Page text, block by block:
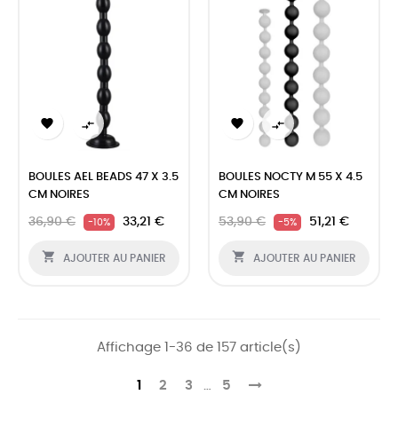
 
BOULES AEL BEADS 47 X 3.5
CM NOIRES
36,90 € -10% 33,21 €
 AJOUTER AU PANIER
 
BOULES NOCTY M 55 X 4.5
CM NOIRES
53,90 € -5% 51,21 €
 AJOUTER AU PANIER
Affichage 1-36 de 157 article(s)
1 2 3 … 5